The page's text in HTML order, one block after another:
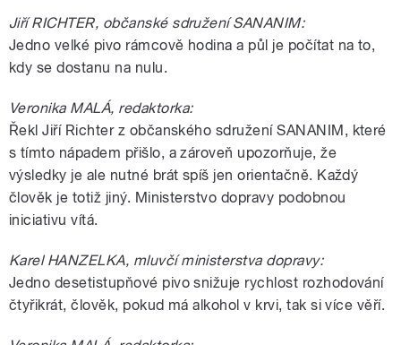
Jiří RICHTER, občanské sdružení SANANIM:
Jedno velké pivo rámcově hodina a půl je počítat na to,
kdy se dostanu na nulu.
Veronika MALÁ, redaktorka:
Řekl Jiří Richter z občanského sdružení SANANIM, které
s tímto nápadem přišlo, a zároveň upozorňuje, že
výsledky je ale nutné brát spíš jen orientačně. Každý
člověk je totiž jiný. Ministerstvo dopravy podobnou
iniciativu vítá.
Karel HANZELKA, mluvčí ministerstva dopravy:
Jedno desetistupňové pivo snižuje rychlost rozhodování
čtyřikrát, člověk, pokud má alkohol v krvi, tak si více věří.